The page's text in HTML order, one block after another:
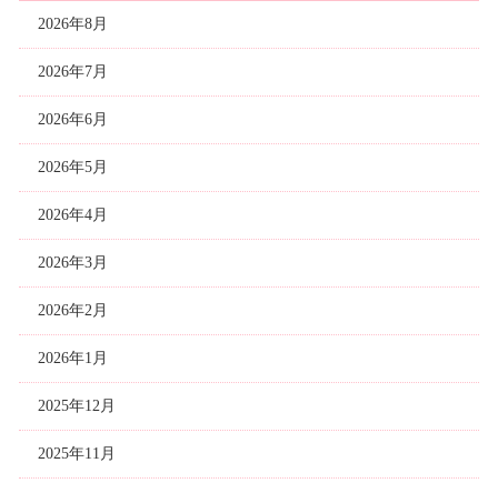
2026年8月
2026年7月
2026年6月
2026年5月
2026年4月
2026年3月
2026年2月
2026年1月
2025年12月
2025年11月